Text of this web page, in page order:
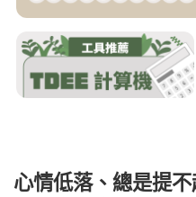
心情低落、總是提